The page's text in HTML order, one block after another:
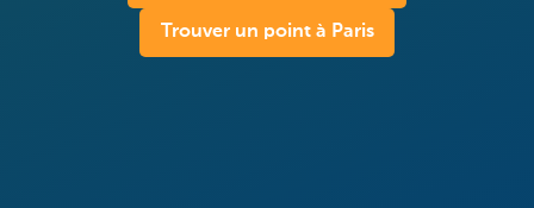
Trouver un point à Paris